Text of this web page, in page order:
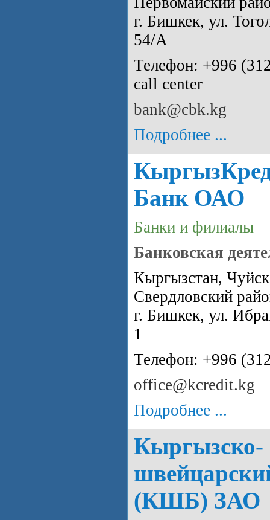
г. Бишкек, ул.
54/А
Телефон: +996
call center
bank@cbk.kg
Подробнее ...
Банк ОАО
Банки и филиалы
Банковская
Кыргызстан,
Свердловский
г. Бишкек, ул.
1
Телефон: +996
office@kcredit.kg
Подробнее ...
Кыргызско-
(КШБ) ЗАО